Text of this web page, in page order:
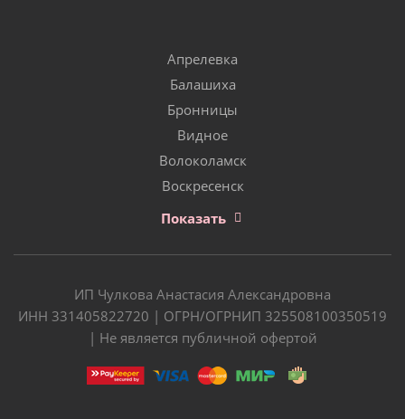
Апрелевка
Балашиха
Бронницы
Видное
Волоколамск
Воскресенск
Показать
ИП Чулкова Анастасия Александровна
ИНН 331405822720 | ОГРН/ОГРНИП 325508100350519
| Не является публичной офертой